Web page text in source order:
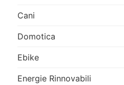
Cani
Domotica
Ebike
Energie Rinnovabili